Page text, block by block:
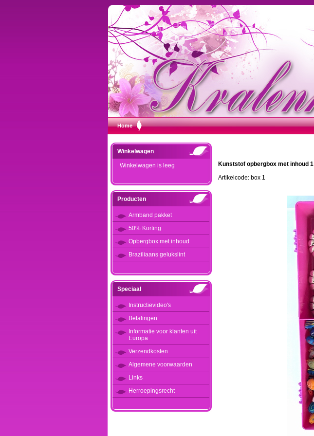
Home
Winkelwagen
Winkelwagen is leeg
Producten
Armband pakket
50% Korting
Opbergbox met inhoud
Braziliaans gelukslint
Speciaal
Instructievideo's
Betalingen
Informatie voor klanten uit
Europa
Verzendkosten
Algemene voorwaarden
Links
Herroepingsrecht
Kunststof opbergbox met inhoud 1
Artikelcode: box 1